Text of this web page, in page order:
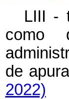
LIII -
como
de
2022)